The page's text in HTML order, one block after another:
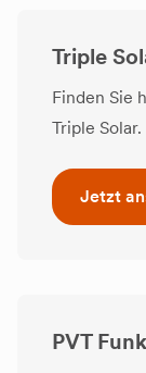
Triple
Finden Sie
Triple Solar.
Jetzt
PVT